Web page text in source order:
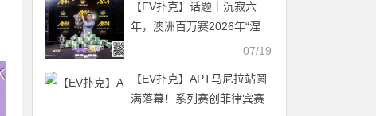
【EV扑克】话题｜沉寂六
年，澳洲百万赛2026年“涅
07/19
【EV扑克】APT马尼拉站圆
满落幕！系列赛创菲律宾赛